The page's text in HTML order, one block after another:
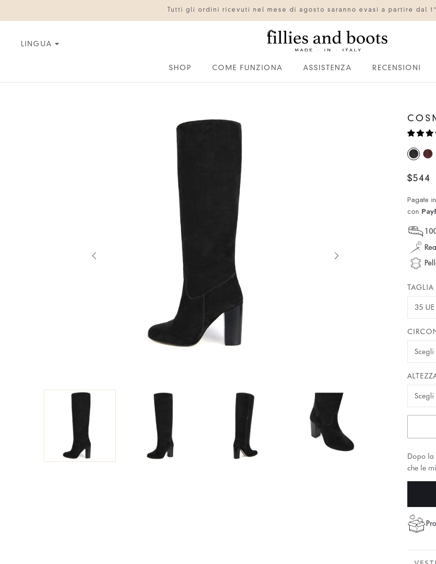
Tutti gli ordini ricevuti nel mese di agosto saranno evasi a partire dal
LINGUA
SHOP
COME FUNZIONA
ASSISTENZA
RECENSIONI
$544
Pagate
con
TAGLIA
35 UE
Dopo la
che le